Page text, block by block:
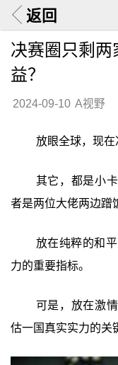
返回
决赛圈只剩
益？
2024-09-10 A视野
放眼全球，现在
其它，都是小
者是两位大佬两边蹭
放在纯粹的和
力的重要指标。
可是，放在激
估一国真实实力的关